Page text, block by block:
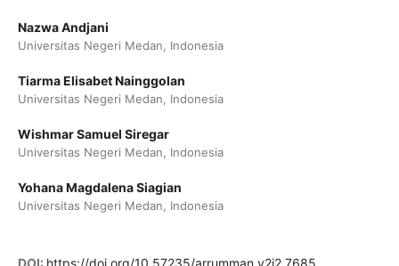
Nazwa Andjani
Universitas Negeri Medan, Indonesia
Tiarma Elisabet Nainggolan
Universitas Negeri Medan, Indonesia
Wishmar Samuel Siregar
Universitas Negeri Medan, Indonesia
Yohana Magdalena Siagian
Universitas Negeri Medan, Indonesia
DOI: https://doi.org/10.57235/arrumman.v2i2.7685